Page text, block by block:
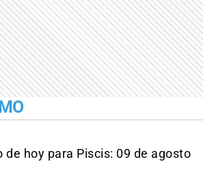
de hoy para Piscis: 09 de agosto